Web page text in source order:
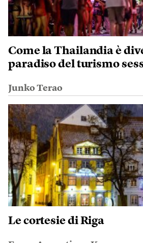
Come la Thailandia è
paradiso del turismo
Junko Terao
Le cortesie di Riga